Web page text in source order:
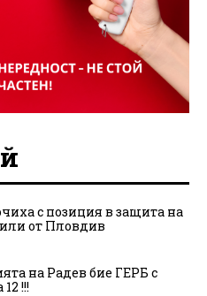
с позиция в защита на
от Пловдив
на Радев бие ГЕРБ с
!!!